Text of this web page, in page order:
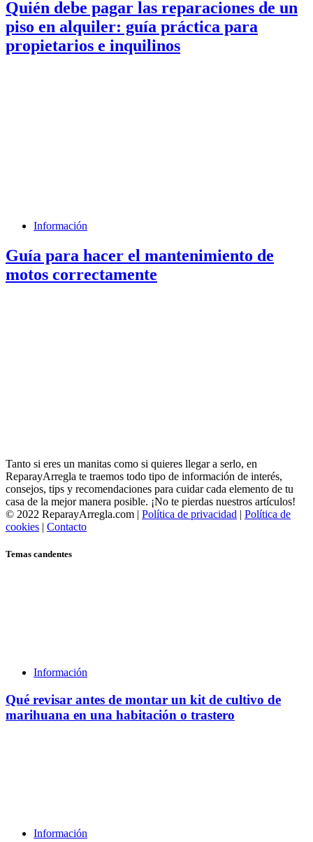
Quién debe pagar las reparaciones de un
piso en alquiler: guía práctica para
propietarios e inquilinos
Información
Guía para hacer el mantenimiento de
motos correctamente
Tanto si eres un manitas como si quieres llegar a serlo, en
ReparayArregla te traemos todo tipo de información de interés,
consejos, tips y recomendaciones para cuidar cada elemento de tu
casa de la mejor manera posible. ¡No te pierdas nuestros artículos!
© 2022 ReparayArregla.com | Política de privacidad | Política de
cookies | Contacto
Temas candentes
Información
Qué revisar antes de montar un kit de cultivo de
marihuana en una habitación o trastero
Información